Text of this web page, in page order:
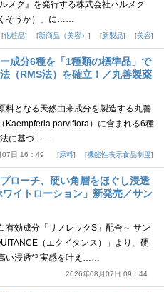
メク』を発行する株式会社ハルメク
そうか）」に……
化粧品 新商品（美容） 新製品 美容
成分6種を「1種類の標準品」で
（RMS法）を確立！／丸善製薬
料となる天然由来成分を製造する丸善
Kaempferia parviflora）に含まれる6種
法に基づ……
日 16：49 原料 機能性表示食品制度
ローチ、硬い角層をほぐし浸透
ワイトローション」新発売／サン
有効成分「リノレックS」配合～ サン
（エクイタンス）」より、硬
い浸透*³ 実感を叶え……
2026年08月07日 09：44